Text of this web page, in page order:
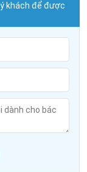
khách để được